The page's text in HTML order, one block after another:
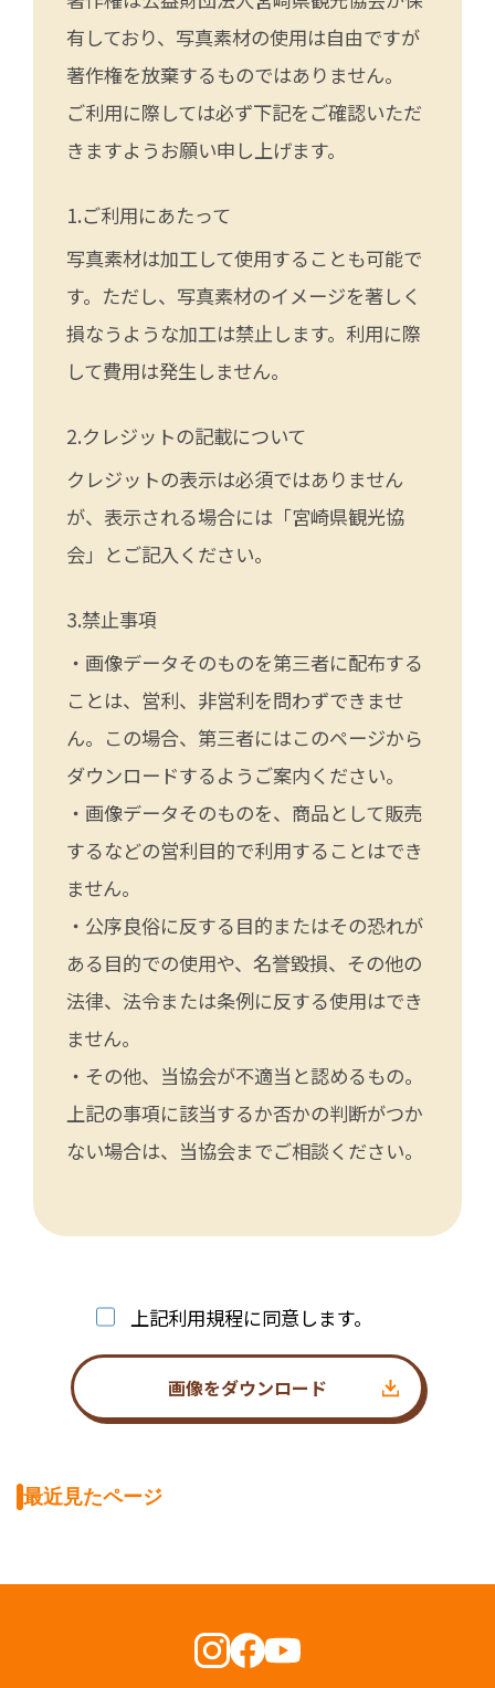
有しており、写真素材の使用は自由ですが
著作権を放棄するものではありません。
ご利用に際しては必ず下記をご確認いただ
きますようお願い申し上げます。
ご利用にあたって
写真素材は加工して使用することも可能で
す。ただし、写真素材のイメージを著しく
損なうような加工は禁止します。利用に際
して費用は発生しません。
クレジットの記載について
クレジットの表示は必須ではありません
が、表示される場合には「宮崎県観光協
会」とご記入ください。
禁止事項
・画像データそのものを第三者に配布する
ことは、営利、非営利を問わずできませ
ん。この場合、第三者にはこのページから
ダウンロードするようご案内ください。
・画像データそのものを、商品として販売
するなどの営利目的で利用することはでき
ません。
・公序良俗に反する目的またはその恐れが
ある目的での使用や、名誉毀損、その他の
法律、法令または条例に反する使用はでき
ません。
・その他、当協会が不適当と認めるもの。
上記の事項に該当するか否かの判断がつか
ない場合は、当協会までご相談ください。
上記利用規程に同意します。
画像をダウンロード
最近見たページ